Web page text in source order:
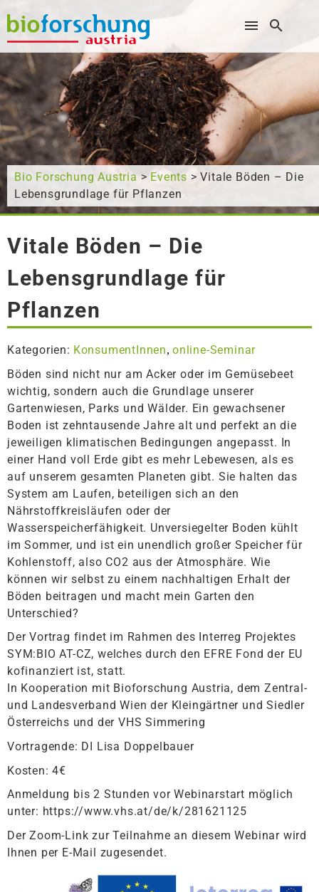
Wonach suchen Sie?
Bio Forschung Austria >Events > Vitale Böden – Die
Lebensgrundlage für Pflanzen
Vitale Böden – Die
Lebensgrundlage für
Pflanzen
Kategorien: KonsumentInnen,online-Seminar
Böden sind nicht nur am Acker oder im Gemüsebeet
wichtig, sondern auch die Grundlage unserer
Gartenwiesen, Parks und Wälder. Ein gewachsener
Boden ist zehntausende Jahre alt und perfekt an die
jeweiligen klimatischen Bedingungen angepasst. In
einer Hand voll Erde gibt es mehr Lebewesen, als es
auf unserem gesamten Planeten gibt. Sie halten das
System am Laufen, beteiligen sich an den
Nährstoffkreisläufen oder der
Wasserspeicherfähigkeit. Unversiegelter Boden kühlt
im Sommer, und ist ein unendlich großer Speicher für
Kohlenstoff, also CO2 aus der Atmosphäre. Wie
können wir selbst zu einem nachhaltigen Erhalt der
Böden beitragen und macht mein Garten den
Unterschied?
Der Vortrag findet im Rahmen des Interreg Projektes
SYM:BIO AT-CZ, welches durch den EFRE Fond der EU
kofinanziert ist, statt.
In Kooperation mit Bioforschung Austria, dem Zentral-
und Landesverband Wien der Kleingärtner und Siedler
Österreichs und der VHS Simmering
Vortragende: DI Lisa Doppelbauer
Kosten: 4€
Anmeldung bis 2 Stunden vor Webinarstart möglich
unter: https://www.vhs.at/de/k/281621125
Der Zoom-Link zur Teilnahme an diesem Webinar wird
Ihnen per E-Mail zugesendet.